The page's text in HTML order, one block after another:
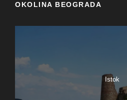
OKOLINA BEOGRADA
Istok